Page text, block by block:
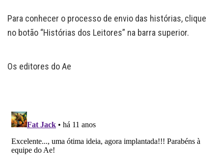
Para conhecer o processo de envio das histórias, clique
no botão “Histórias dos Leitores” na barra superior.
Os editores do Ae